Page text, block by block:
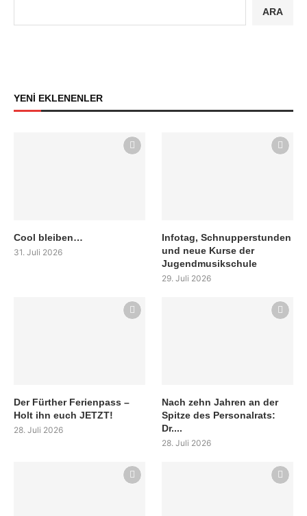
ARA
YENİ EKLENENLER
Cool bleiben…
31. Juli 2026
Infotag, Schnupperstunden
und neue Kurse der
Jugendmusikschule
29. Juli 2026
Der Fürther Ferienpass –
Holt ihn euch JETZT!
28. Juli 2026
Nach zehn Jahren an der
Spitze des Personalrats:
Dr....
28. Juli 2026